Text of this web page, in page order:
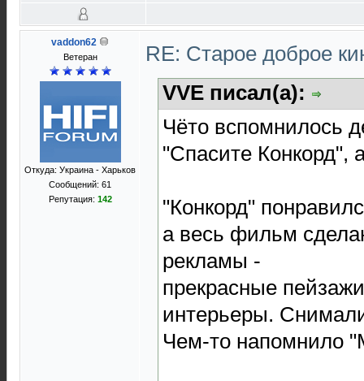
vaddon62
Ветеран
Откуда: Украина - Харьков
Сообщений: 61
Репутация: 142
RE: Старое доброе
VVE писал(а):
Чёто вспомнилось
"Спасите Конкорд",
"Конкорд"
а весь фильм
рекламы -
прекрасные
интерьеры.
Чем-то напомнило